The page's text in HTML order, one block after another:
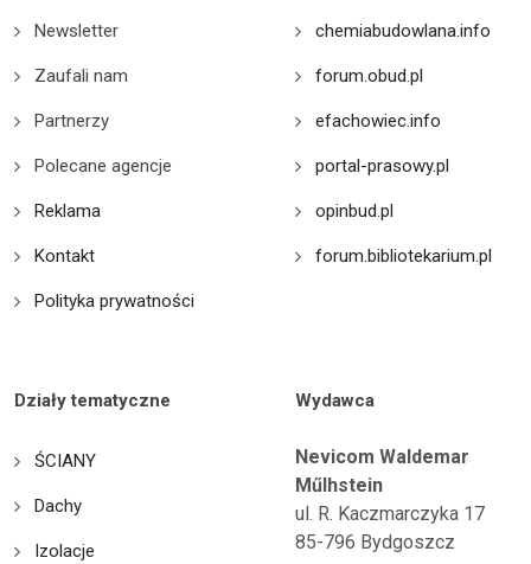
Newsletter
Zaufali nam
Partnerzy
Polecane agencje
Reklama
Kontakt
Polityka prywatności
chemiabudowlana.info
forum.obud.pl
efachowiec.info
portal-prasowy.pl
opinbud.pl
forum.bibliotekarium.pl
Działy tematyczne
ŚCIANY
Dachy
Izolacje
Wydawca
Nevicom Waldemar
Műlhstein
ul. R. Kaczmarczyka 17
85-796 Bydgoszcz